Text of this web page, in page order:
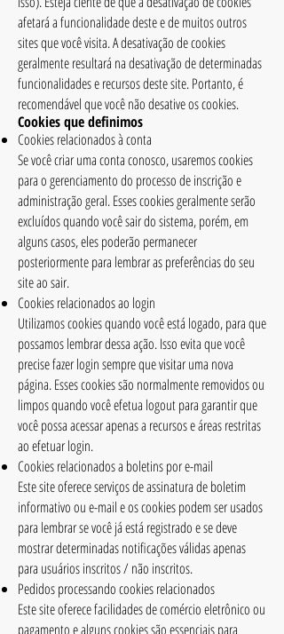
afetará a funcionalidade deste e de muitos outros
sites que você visita. A desativação de cookies
geralmente resultará na desativação de determinadas
funcionalidades e recursos deste site. Portanto, é
recomendável que você não desative os cookies.
Cookies que definimos
Cookies relacionados à conta
Se você criar uma conta conosco, usaremos cookies
para o gerenciamento do processo de inscrição e
administração geral. Esses cookies geralmente serão
excluídos quando você sair do sistema, porém, em
alguns casos, eles poderão permanecer
posteriormente para lembrar as preferências do seu
site ao sair.
Cookies relacionados ao login
Utilizamos cookies quando você está logado, para que
possamos lembrar dessa ação. Isso evita que você
precise fazer login sempre que visitar uma nova
página. Esses cookies são normalmente removidos ou
limpos quando você efetua logout para garantir que
você possa acessar apenas a recursos e áreas restritas
ao efetuar login.
Cookies relacionados a boletins por e-mail
Este site oferece serviços de assinatura de boletim
informativo ou e-mail e os cookies podem ser usados ​​
para lembrar se você já está registrado e se deve
mostrar determinadas notificações válidas apenas
para usuários inscritos / não inscritos.
Pedidos processando cookies relacionados
Este site oferece facilidades de comércio eletrônico ou
pagamento e alguns cookies são essenciais para